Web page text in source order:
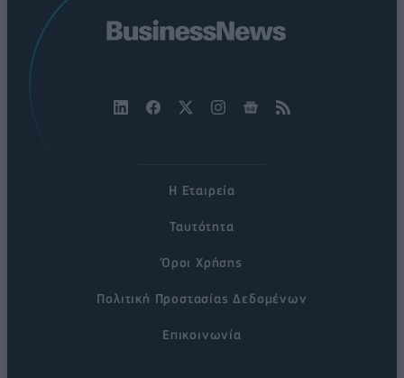
Η Εταιρεία
Ταυτότητα
Όροι Χρήσης
Πολιτική Προστασίας Δεδομένων
Επικοινωνία